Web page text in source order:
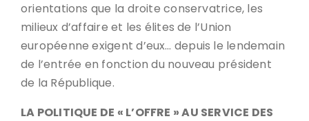
orientations que la droite conservatrice, les
milieux d’affaire et les élites de l’Union
européenne exigent d’eux… depuis le lendemain
de l’entrée en fonction du nouveau président
de la République.
LA POLITIQUE DE « L’OFFRE » AU SERVICE DES